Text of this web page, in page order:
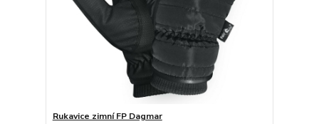
Rukavice zimní FP Dagmar